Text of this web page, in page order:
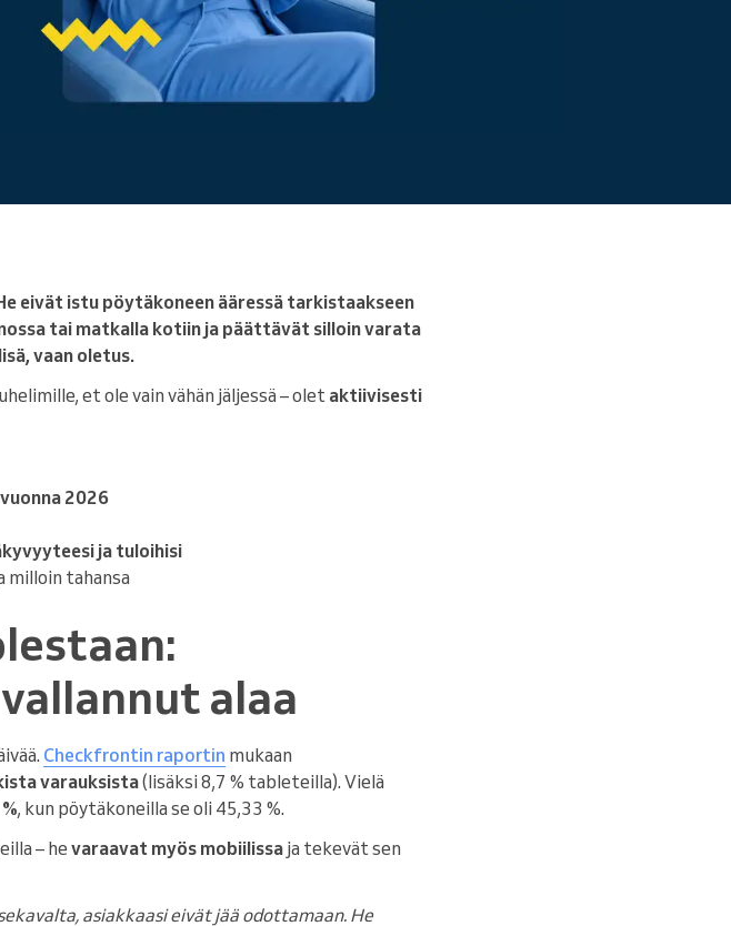
Lue lisää
eivät istu pöytäkoneen ääressä tarkistaakseen
tai matkalla kotiin ja päättävät silloin varata
vaan oletus.
et ole vain vähän jäljessä – olet aktiivisesti
2026
ja tuloihisi
milloin tahansa
alaa
Checkfrontin raportin mukaan
varauksista(lisäksi 8,7 % tableteilla). Vielä
, kun pöytäkoneilla se oli 45,33 %.
– hevaraavat myös mobiilissa ja tekevät sen
asiakkaasi eivät jää odottamaan. He